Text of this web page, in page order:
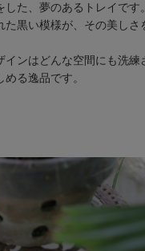
た、夢のあるトレイです。
た黒い模様が、その美しさ
インはどんな空間にも洗練
る逸品です。